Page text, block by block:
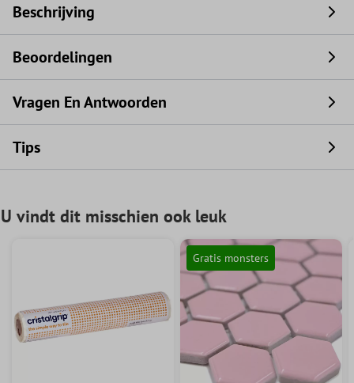
Beschrijving
Beoordelingen
Vragen En Antwoorden
Tips
U vindt dit misschien ook leuk
Gratis monsters